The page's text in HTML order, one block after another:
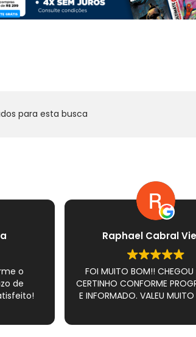
para esta busca
o
de
Raphael Cabral
FOI MUITO BOM!!
CERTINHO CONFORME
E INFORMADO. VALEU MUITO